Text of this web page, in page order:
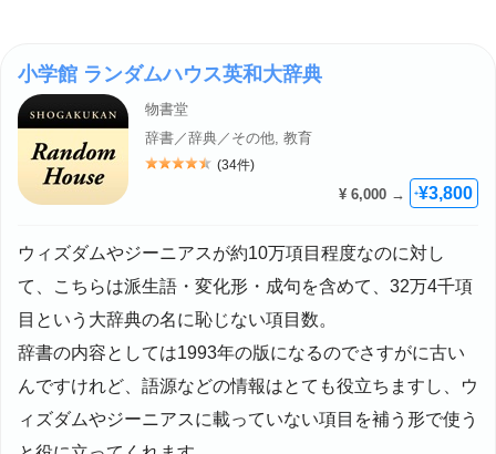
小学館 ランダムハウス英和大辞典
物書堂
辞書／辞典／その他, 教育
評価: 4.5
(34件)
¥ 6,000 → +¥3,800
ウィズダムやジーニアスが約10万項目程度なのに対し
て、こちらは派生語・変化形・成句を含めて、32万4千項
目という大辞典の名に恥じない項目数。
辞書の内容としては1993年の版になるのでさすがに古い
んですけれど、語源などの情報はとても役立ちますし、ウ
ィズダムやジーニアスに載っていない項目を補う形で使う